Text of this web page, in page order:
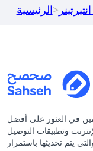
الرئيسية>
في العثور على أفضل
وتطبيقات التوصيل